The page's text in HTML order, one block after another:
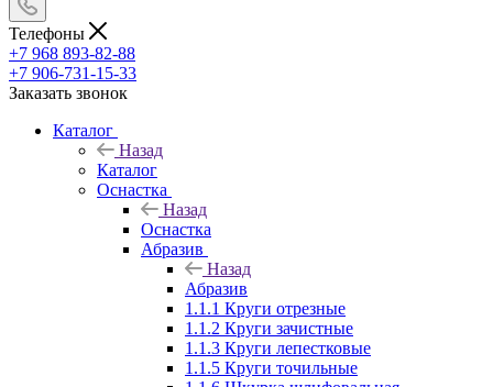
Телефоны
+7 968 893-82-88
+7 906-731-15-33
Заказать звонок
Каталог
Назад
Каталог
Оснастка
Назад
Оснастка
Абразив
Назад
Абразив
1.1.1 Круги отрезные
1.1.2 Круги зачистные
1.1.3 Круги лепестковые
1.1.5 Круги точильные